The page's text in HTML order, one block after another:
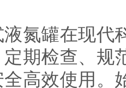
罐在现代科
期检查、规
高效使用。